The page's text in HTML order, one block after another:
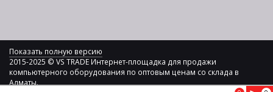
Показать полную версию
2015-2025 © VS TRADE Интернет-площадка для продажи
компьютерного оборудования по оптовым ценам со склада в
Алматы.